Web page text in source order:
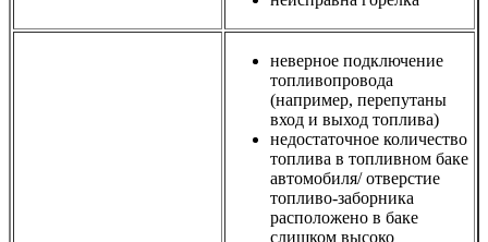
неверное подключение
топливопровода
(например, перепутаны
вход и выход топлива)
недостаточное количество
топлива в топливном баке
автомобиля/ отверстие
топливо-заборника
расположено в баке
слишком высоко